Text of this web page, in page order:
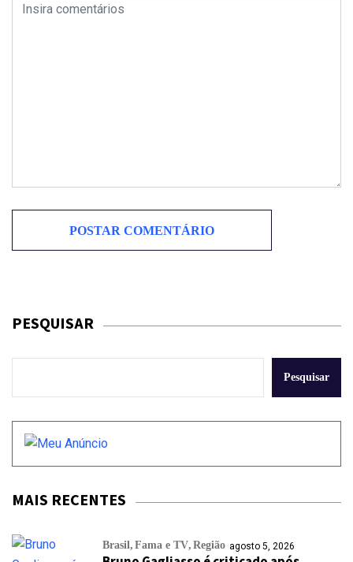
PESQUISAR
Pesquisar
MAIS RECENTES
Brasil Fama e TV Região agosto 5, 2026